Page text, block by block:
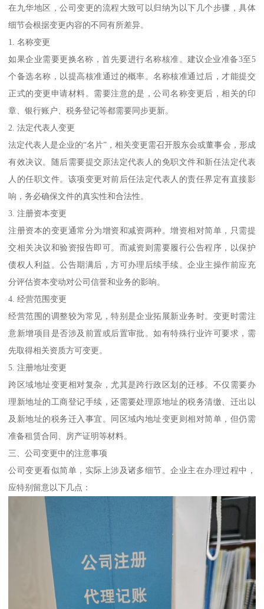
在九华地区，公司变更的流程大致可以归纳为以下几个步骤，具体
细节会根据变更内容的不同有所差异。
1. 名称变更
如果企业需要更换名称，首先要进行名称核准。建议企业准备3至5
个备选名称，以提高核准通过的概率。名称核准通过后，才能提交
正式的变更申请材料。需要注意的是，公司名称变更后，相关的印
章、银行账户、税务登记等都需要同步更新。
2. 法定代表人变更
法定代表人是企业的“名片”，相关变更需召开股东会或董事会，形成
有效决议。随后需要提交原法定代表人的免职文件和新任法定代表
人的任职文件。该项变更对前后任法定代表人的责任界定有直接影
响，务必确保文件的真实性和合法性。
3. 注册资本变更
注册资本的变更通常分为增资和减资两种。增资相对简单，只需提
交相关决议和验资报告即可。而减资则需要履行公告程序，以保护
债权人利益。公告期满后，方可办理后续手续。企业主操作前应充
分评估资本变动对公司信誉和业务的影响。
4. 经营范围变更
经营范围的调整较为常见，特别是企业拓展新业务时。变更时需注
意新增项目是否涉及前置或后置审批。如有特殊行业许可要求，需
先取得相关资质方可变更。
5. 注册地址变更
跨区域地址变更相对复杂，尤其是跨行政区划的迁移。不仅需要办
理新地址的工商登记手续，还需要处理原地址的税务清缴、迁出以
及新地址的税务迁入事宜。同区域内地址变更则相对简单，但仍需
准备租赁合同、房产证明等材料。
三、公司变更中的注意事项
公司变更看似简单，实际上涉及诸多细节。企业主在办理过程中，
应特别留意以下几点：